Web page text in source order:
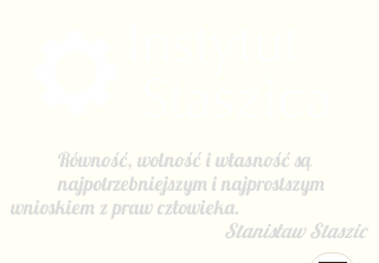
Równość, wolność i własność są
najpotrzebniejszym i najprostszym
wnioskiem z praw człowieka.
Stanisław Staszic